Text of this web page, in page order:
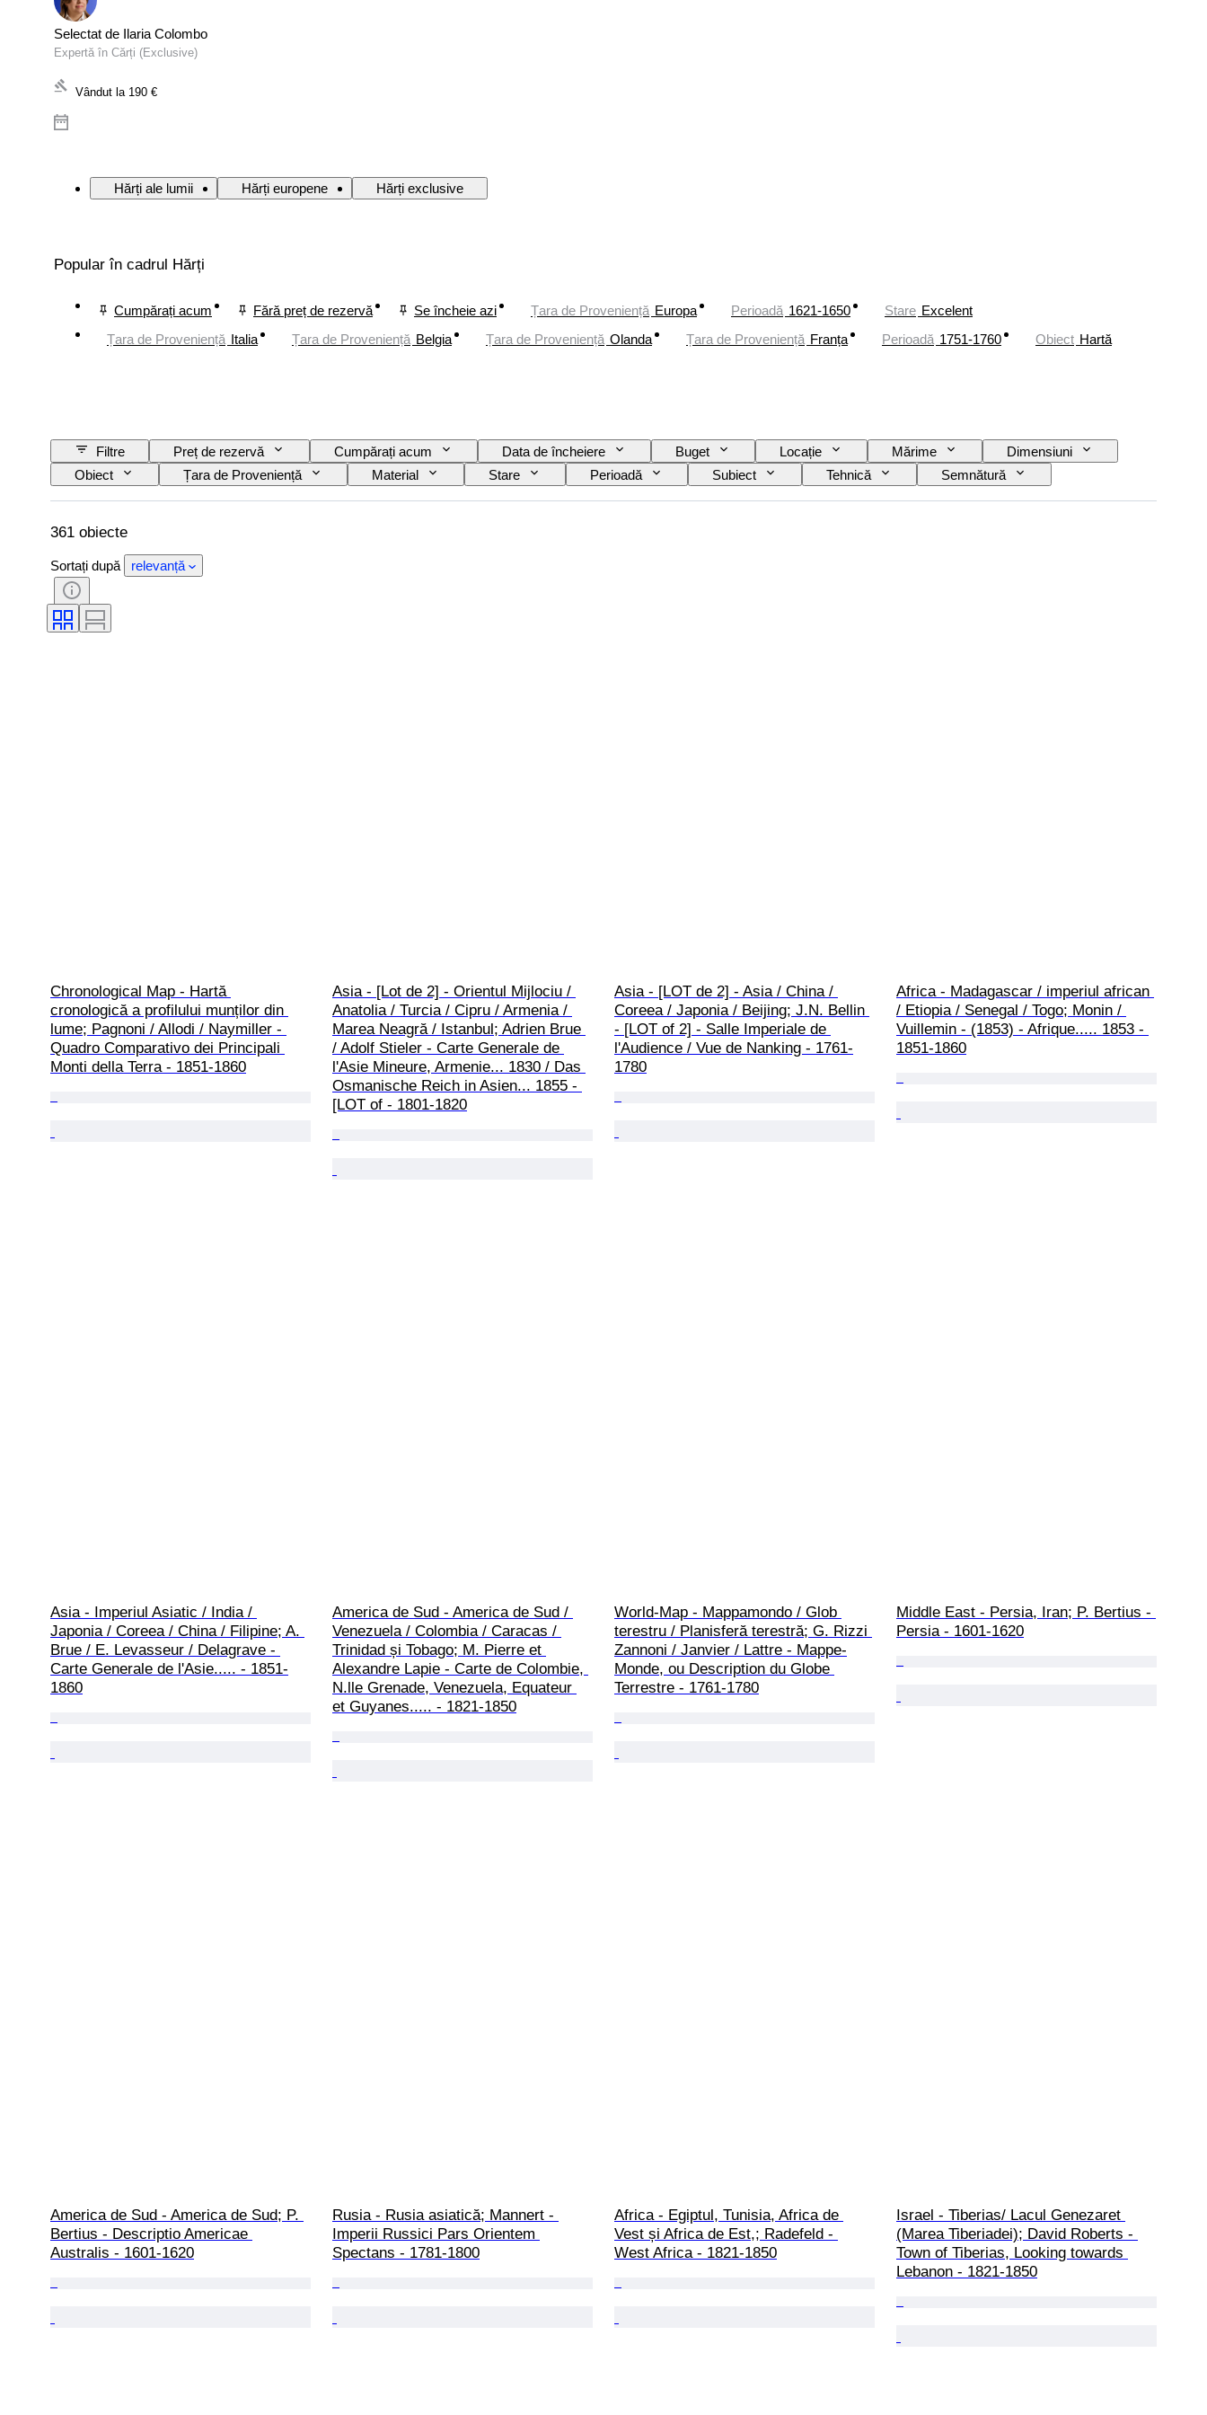
Selectat de Ilaria Colombo
Expertă în Cărți (Exclusive)
Vândut la 190 €
Hărți ale lumii Hărți europene Hărți exclusive
Popular în cadrul Hărți
Cumpărați acum Fără preț de rezervă Se încheie azi Țara de Proveniență Europa Perioadă 1621-1650 Stare Excelent
Țara de Proveniență Italia Țara de Proveniență Belgia Țara de Proveniență Olanda Țara de Proveniență Franța Perioadă 1751-1760 Obiect Hartă
Filtre Preț de rezervă Cumpărați acum Data de încheiere Buget Locație Mărime
Dimensiuni
Obiect
Țara de Proveniență Material Stare Perioadă Subiect Tehnică
Semnătură
Copertă
Ediție Limbă Culoare Original/ Replica Vândut de Eră
361 obiecte
Sortați după relevanță
Chronological Map - Hartă
cronologică a profilului munților din
lume; Pagnoni / Allodi / Naymiller -
Quadro Comparativo dei Principali
Monti della Terra - 1851-1860
Asia - [Lot de 2] - Orientul Mijlociu /
Anatolia / Turcia / Cipru / Armenia /
Marea Neagră / Istanbul; Adrien Brue
/ Adolf Stieler - Carte Generale de
l'Asie Mineure, Armenie... 1830 / Das
Osmanische Reich in Asien... 1855 -
[LOT of - 1801-1820
Asia - [LOT de 2] - Asia / China /
Coreea / Japonia / Beijing; J.N. Bellin
- [LOT of 2] - Salle Imperiale de
l'Audience / Vue de Nanking - 1761-
1780
Africa - Madagascar / imperiul african
/ Etiopia / Senegal / Togo; Monin /
Vuillemin - (1853) - Afrique..... 1853 -
1851-1860
Asia - Imperiul Asiatic / India /
Japonia / Coreea / China / Filipine; A.
Brue / E. Levasseur / Delagrave -
Carte Generale de l'Asie..... - 1851-
1860
America de Sud - America de Sud /
Venezuela / Colombia / Caracas /
Trinidad și Tobago; M. Pierre et
Alexandre Lapie - Carte de Colombie,
N.lle Grenade, Venezuela, Equateur
et Guyanes..... - 1821-1850
World-Map - Mappamondo / Glob
terestru / Planisferă terestră; G. Rizzi
Zannoni / Janvier / Lattre - Mappe-
Monde, ou Description du Globe
Terrestre - 1761-1780
Middle East - Persia, Iran; P. Bertius -
Persia - 1601-1620
America de Sud - America de Sud; P.
Bertius - Descriptio Americae
Australis - 1601-1620
Rusia - Rusia asiatică; Mannert -
Imperii Russici Pars Orientem
Spectans - 1781-1800
Africa - Egiptul, Tunisia, Africa de
Vest și Africa de Est,; Radefeld -
West Africa - 1821-1850
Israel - Tiberias/ Lacul Genezaret
(Marea Tiberiadei); David Roberts -
Town of Tiberias, Looking towards
Lebanon - 1821-1850